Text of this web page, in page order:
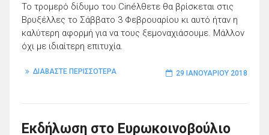
Το τρομερό δίδυμο του Cinéλθετε θα βρίσκεται στις
Βρυξέλλες το Σάββατο 3 Φεβρουαρίου κι αυτό ήταν η
καλύτερη αφορμή για να τους ξεμοναχιάσουμε. Μάλλον
όχι με ιδιαίτερη επιτυχία.
ΔΙΑΒΑΣΤΕ ΠΕΡΙΣΣΟΤΕΡΑ 29 ΙΑΝΟΥΑΡΊΟΥ 2018
Εκδήλωση στο Ευρωκοινοβούλιο